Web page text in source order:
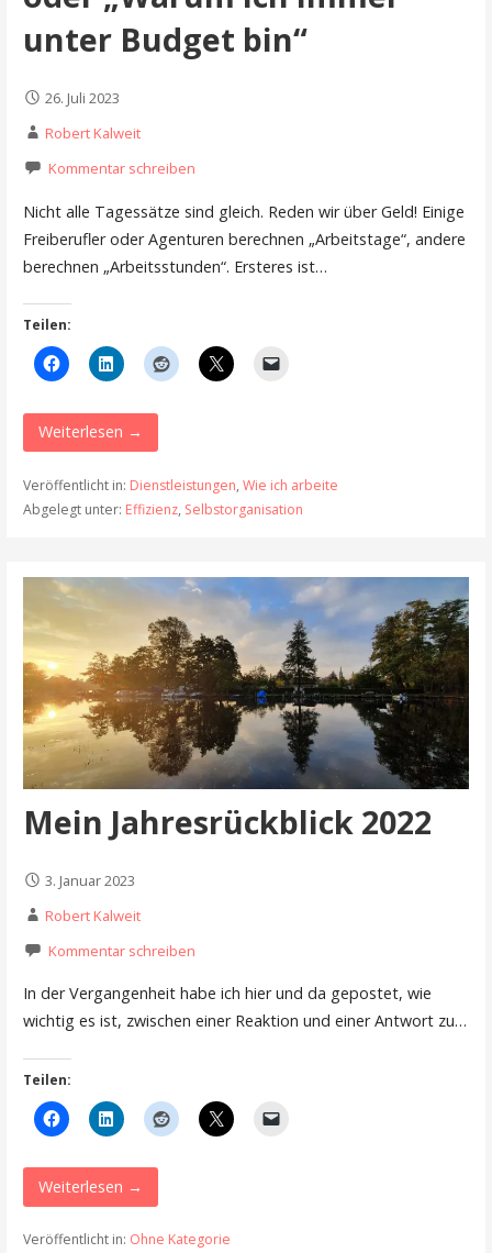
unter Budget bin“
26. Juli 2023
Robert Kalweit
Kommentar schreiben
Nicht alle Tagessätze sind gleich. Reden wir über Geld! Einige
Freiberufler oder Agenturen berechnen „Arbeitstage“, andere
berechnen „Arbeitsstunden“. Ersteres ist…
Teilen:
Weiterlesen →
Veröffentlicht in: Dienstleistungen, Wie ich arbeite
Abgelegt unter: Effizienz, Selbstorganisation
Mein Jahresrückblick 2022
3. Januar 2023
Robert Kalweit
Kommentar schreiben
In der Vergangenheit habe ich hier und da gepostet, wie
wichtig es ist, zwischen einer Reaktion und einer Antwort zu…
Teilen:
Weiterlesen →
Veröffentlicht in: Ohne Kategorie